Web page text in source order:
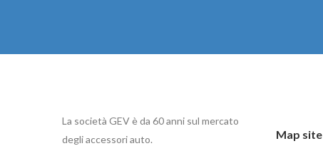
La società GEV è da 60 anni sul mercato
degli accessori auto.
Map site